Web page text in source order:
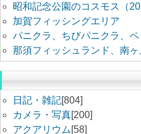
昭和記念公園のコスモス（
加賀フィッシングエリア
パニクラ、ちびパニクラ、ペ
那須フィッシュランド、南
日記・雑記[804]
カメラ・写真[200]
アクアリウム [58]